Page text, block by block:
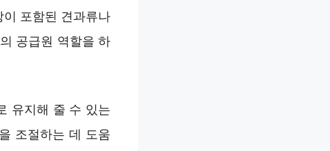
포함된 견과류나
공급원 역할을 하
유지해 줄 수 있는
조절하는 데 도움